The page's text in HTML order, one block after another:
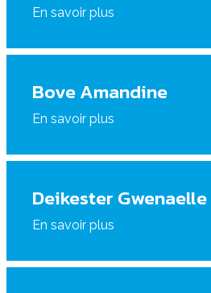
En savoir plus
Bove Amandine
En savoir plus
Deikester Gwenaelle
En savoir plus